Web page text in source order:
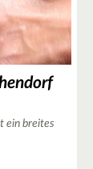
ein breites